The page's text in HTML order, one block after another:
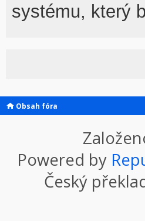
systému, který
Obsah fóra
Powered by
Český